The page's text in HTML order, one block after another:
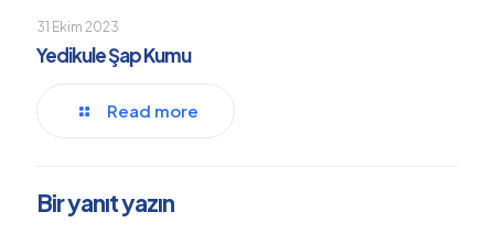
31 Ekim 2023
Yedikule Şap Kumu
Read more
Bir yanıt yazın